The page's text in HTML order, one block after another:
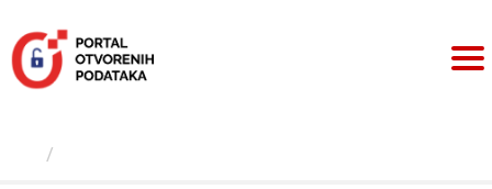
sadržaj